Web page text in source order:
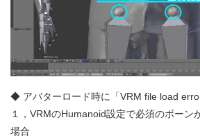
◆ アバターロード時に「VRM file load
１，VRMのHumanoid設定で必須のボーン
場合